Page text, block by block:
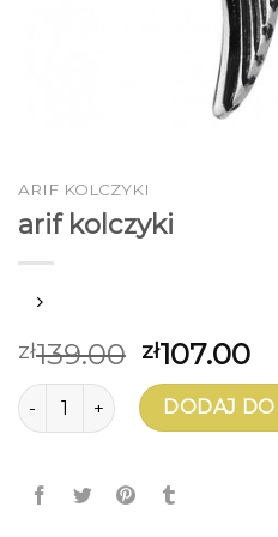
ARIF KOLCZYKI
arif kolczyki
zł139.00 zł107.00
ilość arif kolczyki DODAJ